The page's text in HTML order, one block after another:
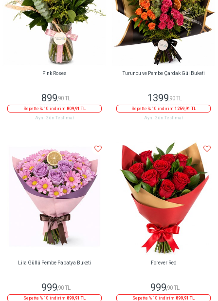
Pink Roses
899,90 TL
Sepette % 10 indirim 809,91 TL
Aynı Gün Teslimat
Turuncu ve Pembe Çardak Gül Buketi
1399,90 TL
Sepette % 10 indirim 1259,91 TL
Aynı Gün Teslimat
Lila Güllü Pembe Papatya Buketi
999,90 TL
Sepette % 10 indirim 899,91 TL
Forever Red
999,90 TL
Sepette % 10 indirim 899,91 TL